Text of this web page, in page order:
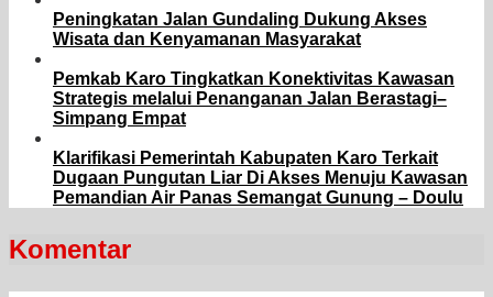
Peningkatan Jalan Gundaling Dukung Akses
Wisata dan Kenyamanan Masyarakat
Pemkab Karo Tingkatkan Konektivitas Kawasan
Strategis melalui Penanganan Jalan Berastagi–
Simpang Empat
Klarifikasi Pemerintah Kabupaten Karo Terkait
Dugaan Pungutan Liar Di Akses Menuju Kawasan
Pemandian Air Panas Semangat Gunung – Doulu
Komentar